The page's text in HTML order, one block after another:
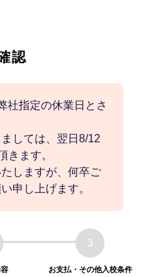
認
社指定の休業日とさ
しては、翌日8/12
きます。
しますが、何卒ご
申し上げます。
3
お支払・その他入校条件